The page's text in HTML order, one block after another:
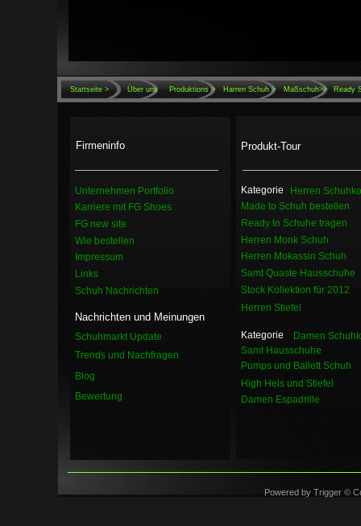
Powered by Trigger ©
Firmeninfo Produkt-Tour
Karriere mit FG Shoes
Herren
Unternehmen Portfolio
FG new site
Wie bestellen
Impressum
Links
Schuh Nachrichten
Nachrichten und Meinungen
Schuhmarkt Update
Trends und Nachfragen
Blog
Bewertung
Made to Schuh bestellen
Ready to Schuhe tragen
Herren Monk Schuh
Herren Mokassin Schuh
Samt Quaste Hausschuhe
Stock Kollektion für 2012
Herren Stiefel
Damen
Samt Hausschuhe
Pumps und Ballett Schuh
High Hels und Stiefel
Damen Espadrille
Kategorie
Kategorie
Ready
Maßschuh>>
Harren Schuh >
Produktions>
Über uns
Startseite >